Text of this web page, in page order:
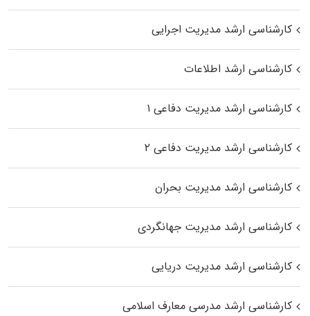
کارشناسی ارشد مدیریت اجرایی
کارشناسی ارشد اطلاعات
کارشناسی ارشد مدیریت دفاعی ۱
کارشناسی ارشد مدیریت دفاعی ۲
کارشناسی ارشد مدیریت بحران
کارشناسی ارشد مدیریت جهانگردی
کارشناسی ارشد مدیریت دریایی
کارشناسی ارشد مدرسی معارف اسلامی